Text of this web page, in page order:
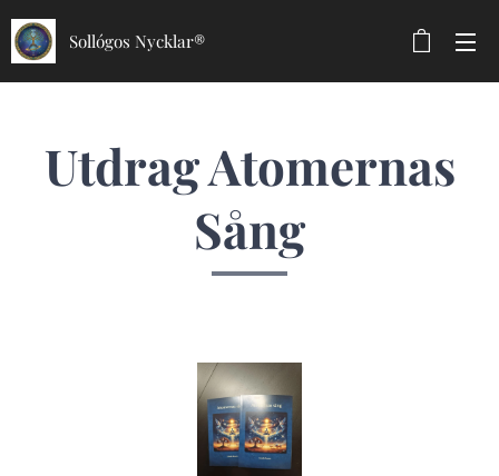
Sollógos Nycklar®
Utdrag Atomernas
Sång